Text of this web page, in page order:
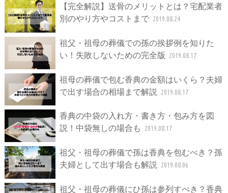
【完全解説】送骨のメリットとは？宅配業者
別のやり方やコストまで 2019.08.24
祖父・祖母の葬儀での孫の挨拶例を知りた
い！失敗しないための完全版
2019.08.17
祖母の葬儀で包む香典の金額はいくら？夫婦
で出す場合の相場まで解説
2019.08.17
香典の中袋の入れ方・書き方・包み方を図
説！中袋無しの場合も
2019.08.17
祖父・祖母の葬儀で孫は香典を包むべき？孫
夫婦として出す場合も解説
2019.08.06
祖父・祖母の葬儀にひ孫は参列すべき？香典